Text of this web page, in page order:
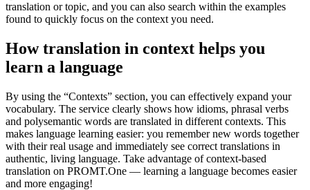
translation or topic, and you can also search within the examples
found to quickly focus on the context you need.
How translation in context helps you
learn a language
By using the “Contexts” section, you can effectively expand your
vocabulary. The service clearly shows how idioms, phrasal verbs
and polysemantic words are translated in different contexts. This
makes language learning easier: you remember new words together
with their real usage and immediately see correct translations in
authentic, living language. Take advantage of context-based
translation on PROMT.One — learning a language becomes easier
and more engaging!